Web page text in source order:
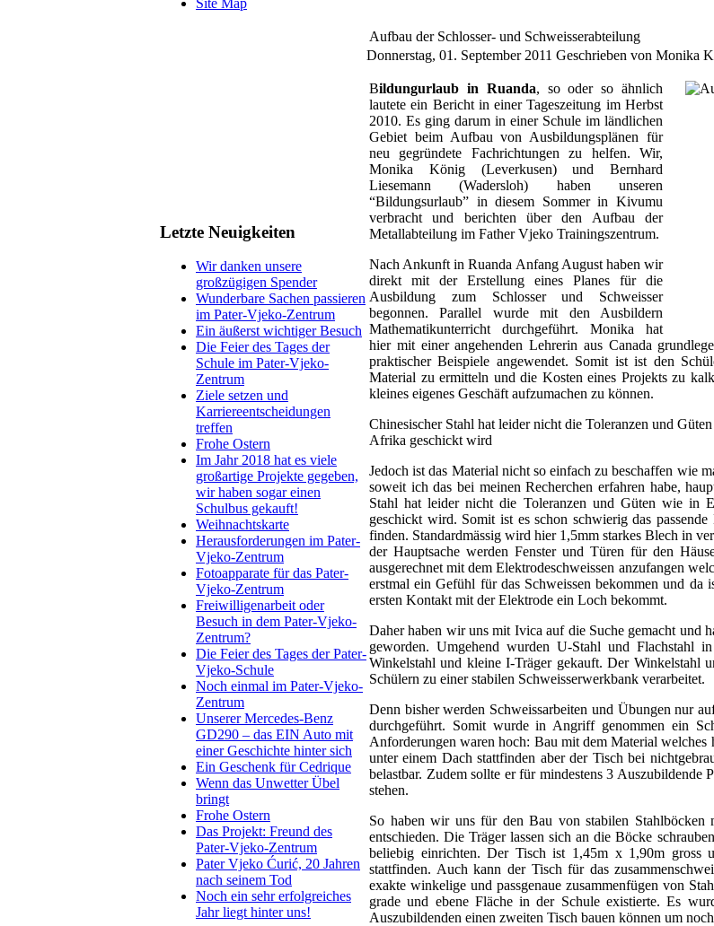
Site Map
Letzte Neuigkeiten
Wir danken unsere
großzügigen Spender
Wunderbare Sachen passieren
im Pater-Vjeko-Zentrum
Ein äußerst wichtiger Besuch
Die Feier des Tages der
Schule im Pater-Vjeko-
Zentrum
Ziele setzen und
Karriereentscheidungen
treffen
Frohe Ostern
Im Jahr 2018 hat es viele
großartige Projekte gegeben,
wir haben sogar einen
Schulbus gekauft!
Weihnachtskarte
Herausforderungen im Pater-
Vjeko-Zentrum
Fotoapparate für das Pater-
Vjeko-Zentrum
Freiwilligenarbeit oder
Besuch in dem Pater-Vjeko-
Zentrum?
Die Feier des Tages der Pater-
Vjeko-Schule
Noch einmal im Pater-Vjeko-
Zentrum
Unserer Mercedes-Benz
GD290 – das EIN Auto mit
einer Geschichte hinter sich
Ein Geschenk für Cedrique
Wenn das Unwetter Übel
bringt
Frohe Ostern
Das Projekt: Freund des
Pater-Vjeko-Zentrum
Pater Vjeko Ćurić, 20 Jahren
nach seinem Tod
Noch ein sehr erfolgreiches
Jahr liegt hinter uns!
Aufbau der Schlosser- und Schweisserabteilung
Donnerstag, 01. September 2011 Geschrieben von Monika
Bildungurlaub in Ruanda, so oder so ähnlich
lautete ein Bericht in einer Tageszeitung im Herbst
2010. Es ging darum in einer Schule im ländlichen
Gebiet beim Aufbau von Ausbildungsplänen für
neu gegründete Fachrichtungen zu helfen. Wir,
Monika König (Leverkusen) und Bernhard
Liesemann (Wadersloh) haben unseren
“Bildungsurlaub” in diesem Sommer in Kivumu
verbracht und berichten über den Aufbau der
Metallabteilung im Father Vjeko Trainingszentrum.
Nach Ankunft in Ruanda Anfang August haben wir
direkt mit der Erstellung eines Planes für die
Ausbildung zum Schlosser und Schweisser
begonnen. Parallel wurde mit den Ausbildern
Mathematikunterricht durchgeführt. Monika hat
hier mit einer angehenden Lehrerin aus Canada
praktischer Beispiele angewendet. Somit ist ist den
Material zu ermitteln und die Kosten eines Projekts zu
kleines eigenes Geschäft aufzumachen zu können.
Chinesischer Stahl hat leider nicht die Toleranzen und
Afrika geschickt wird
Jedoch ist das Material nicht so einfach zu beschaffen wie
soweit ich das bei meinen Recherchen erfahren habe,
Stahl hat leider nicht die Toleranzen und Güten wie in
geschickt wird. Somit ist es schon schwierig das
finden. Standardmässig wird hier 1,5mm starkes Blech in
der Hauptsache werden Fenster und Türen für den
ausgerechnet mit dem Elektrodeschweissen anzufangen
erstmal ein Gefühl für das Schweissen bekommen und
ersten Kontakt mit der Elektrode ein Loch bekommt.
Daher haben wir uns mit Ivica auf die Suche gemacht und
geworden. Umgehend wurden U-Stahl und Flachstahl
Winkelstahl und kleine I-Träger gekauft. Der Winkelstahl
Schülern zu einer stabilen Schweisserwerkbank verarbeitet.
Denn bisher werden Schweissarbeiten und Übungen nur
durchgeführt. Somit wurde in Angriff genommen ein
Anforderungen waren hoch: Bau mit dem Material welches
unter einem Dach stattfinden aber der Tisch bei
belastbar. Zudem sollte er für mindestens 3 Auszubildende
stehen.
So haben wir uns für den Bau von stabilen Stahlböcken
entschieden. Die Träger lassen sich an die Böcke
beliebig einrichten. Der Tisch ist 1,45m x 1,90m gross
stattfinden. Auch kann der Tisch für das
exakte winkelige und passgenaue zusammenfügen von
grade und ebene Fläche in der Schule existierte. Es
Auszubildenden einen zweiten Tisch bauen können um